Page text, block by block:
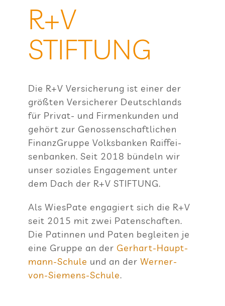
R+V
STIFTUNG
Die R+V Ver­si­che­rung ist einer der
größ­ten Ver­si­che­rer Deutsch­lands
für Pri­vat- und Fir­men­kun­den und
gehört zur Genos­sen­schaft­li­chen
Finanz­Gruppe Volks­ban­ken Raiff­ei­
sen­ban­ken. Seit 2018 bün­deln wir
unser sozia­les Enga­ge­ment unter
dem Dach der R+V STIFTUNG.
Als Wie­sPate enga­giert sich die R+V
seit 2015 mit zwei Paten­schaf­ten.
Die Patin­nen und Paten beglei­ten je
eine Gruppe an der Ger­hart-Haupt­
mann-Schule und an derWer­ner-
von-Sie­mens-Schule.